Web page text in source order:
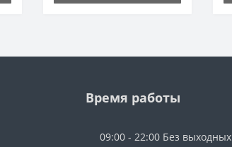
Время работы
09:00 - 22:00 Без выходных